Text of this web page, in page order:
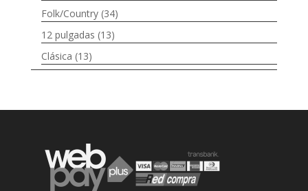
Folk/Country (34)
12 pulgadas (13)
Clásica (13)